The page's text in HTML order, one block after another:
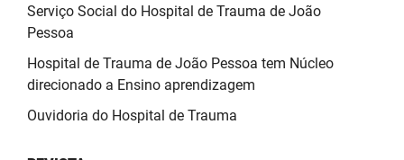
Serviço Social do Hospital de Trauma de João
Pessoa
Hospital de Trauma de João Pessoa tem Núcleo
direcionado a Ensino aprendizagem
Ouvidoria do Hospital de Trauma